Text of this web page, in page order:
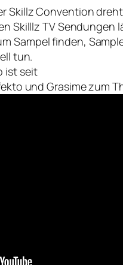
Skillz Convention
Skilllz TV Sendungen
Sampel finden,
tun.
ist seit
und Grasime zum